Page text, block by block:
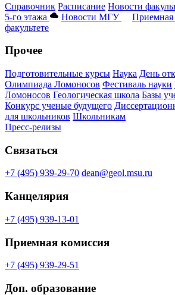
Справочник Расписание Новости
5-го этажа
Новости МГУ Приемная
факультете
Прочее
Подготовительные курсы Наука День
Олимпиада Ломоносов Фестиваль науки
Ломоносов Геологическая школа Базы
Конкурс ученые будущего
для школьников Школьникам
Пресс-релизы
Связаться
+7 (495) 939-29-70 dean@geol.msu.ru
Канцелярия
+7 (495) 939-13-01
Приемная комиссия
+7 (495) 939-29-51
Доп. образование